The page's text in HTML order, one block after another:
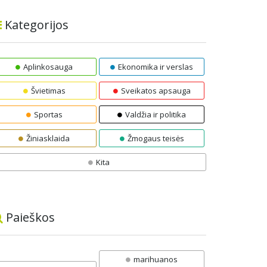
Kategorijos
Aplinkosauga Ekonomika ir verslas
Švietimas Sveikatos apsauga
Sportas Valdžia ir politika
Žiniasklaida Žmogaus teisės
Kita
Paieškos
marihuanos